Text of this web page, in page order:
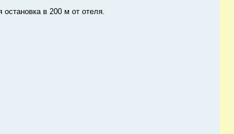
в 200 м от отеля.